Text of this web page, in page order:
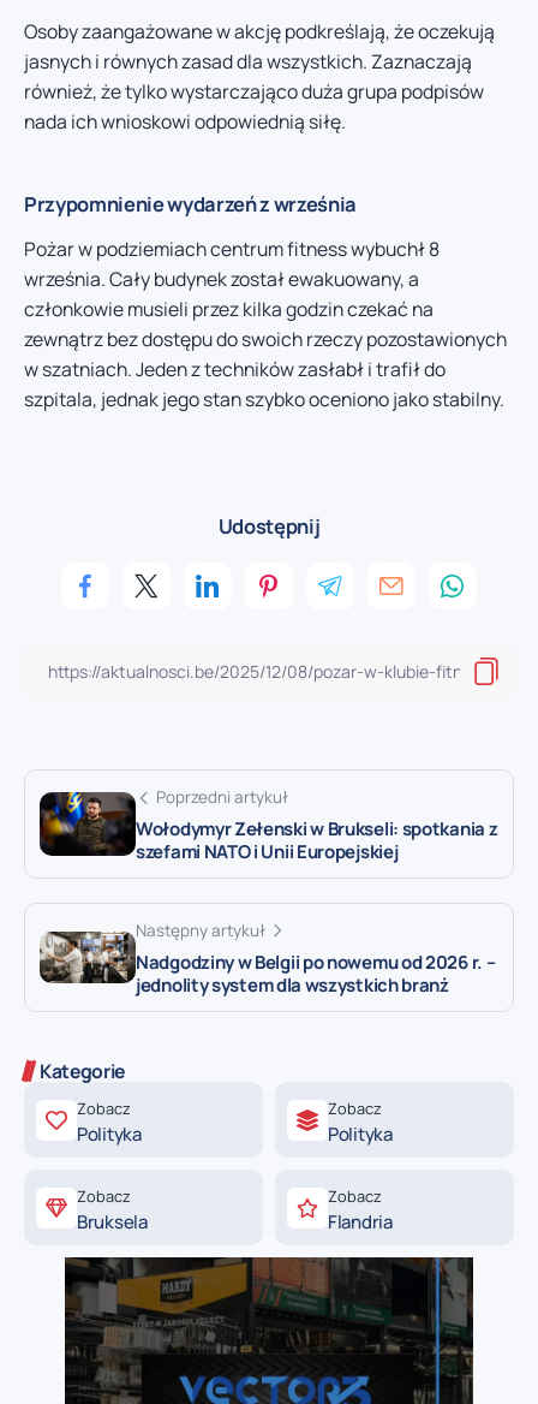
Osoby zaangażowane w akcję podkreślają, że oczekują
jasnych i równych zasad dla wszystkich. Zaznaczają
również, że tylko wystarczająco duża grupa podpisów
nada ich wnioskowi odpowiednią siłę.
Przypomnienie wydarzeń z września
Pożar w podziemiach centrum fitness wybuchł 8
września. Cały budynek został ewakuowany, a
członkowie musieli przez kilka godzin czekać na
zewnątrz bez dostępu do swoich rzeczy pozostawionych
w szatniach. Jeden z techników zasłabł i trafił do
szpitala, jednak jego stan szybko oceniono jako stabilny.
Udostępnij
Poprzedni artykuł
Wołodymyr Zełenski w Brukseli: spotkania z
szefami NATO i Unii Europejskiej
Następny artykuł
Nadgodziny w Belgii po nowemu od 2026 r. –
jednolity system dla wszystkich branż
Kategorie
Zobacz
Polityka
Zobacz
Polityka
Zobacz
Bruksela
Zobacz
Flandria